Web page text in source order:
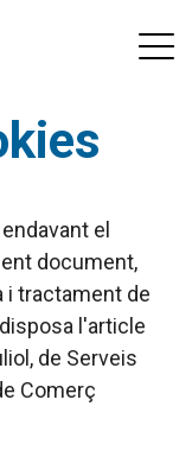
el
document,
i tractament de
l'article
de Serveis
Comerç